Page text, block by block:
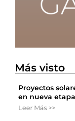
Más visto
Proyectos
en nueva etapa
Leer Más >>